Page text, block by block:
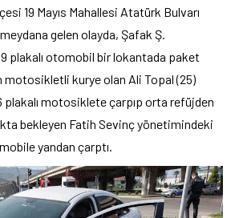
19 Mayıs Mahallesi Atatürk Bulvarı
gelen olayda, Şafak Ş.
plakalı otomobil bir lokantada paket
motosikletli kurye olan Ali Topal (25)
plakalı motosiklete çarpıp orta refüjden
bekleyen Fatih Sevinç yönetimindeki
yandan çarptı.